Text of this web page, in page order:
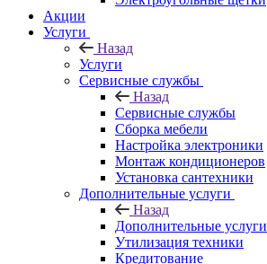
Акции
Услуги
Назад
Услуги
Сервисные службы
Назад
Сервисные службы
Сборка мебели
Настройка электроники
Монтаж кондиционеров
Установка сантехники
Дополнительные услуги
Назад
Дополнительные услуги
Утилизация техники
Кредитование